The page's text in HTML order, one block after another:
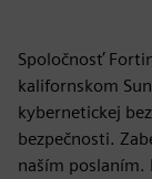
Spoločnosť
kalifornskom
kybernetickej
bezpečnosti.
naším poslaním.